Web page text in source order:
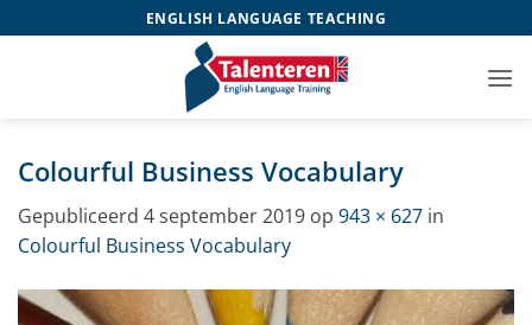
naar
ENGLISH LANGUAGE TEACHING
Colourful Business Vocabulary
Gepubliceerd 4 september 2019 op 943 × 627 in
Colourful Business Vocabulary